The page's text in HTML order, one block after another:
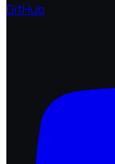
GitHub